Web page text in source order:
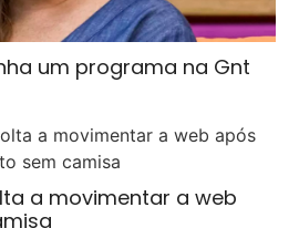
um programa na Gnt
a movimentar a web